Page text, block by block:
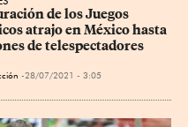
de los Juegos
atrajo en México hasta
de telespectadores
28/07/2021 - 3:05